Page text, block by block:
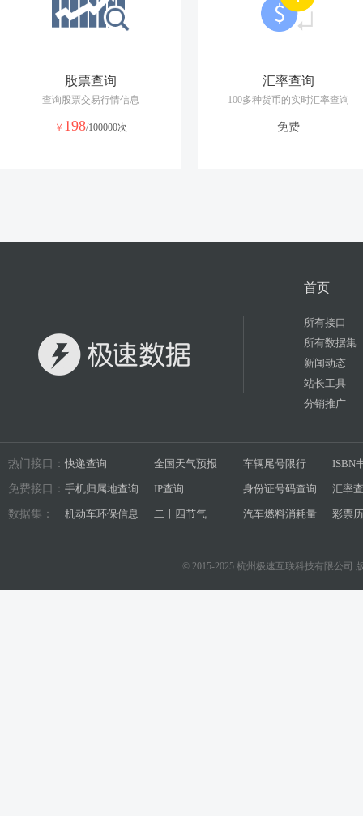
股票查询
查询股票交易行情信息
￥ 198/100000次
汇率查询
100多种货币的实时汇率查询
免费
首页
所有接口
所有数据集
新闻动态
站长工具
分销推广
热门接口： 快递查询 全国天气预报 车辆尾号限行 ISBN
免费接口： 手机归属地查询 IP查询 身份证号码查询 汇率
数据集： 机动车环保信息 二十四节气 汽车燃料消耗量 彩票
© 2015-2025 杭州极速互联科技有限公司